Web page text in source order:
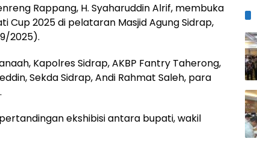
Rappang, H. Syaharuddin Alrif, membuka
Cup 2025 di pelataran Masjid Agung Sidrap,
2025).
Kapolres Sidrap, AKBP Fantry Taherong,
Sekda Sidrap, Andi Rahmat Saleh, para
ekshibisi antara bupati, wakil